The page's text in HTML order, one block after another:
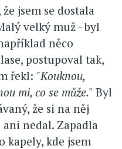
jsem se dostala
velký muž - byl
něco
postupoval tak,
řekl: "Kouknou,
mi, co se může." Byl
že si na něj
nedal. Zapadla
kapely, kde jsem